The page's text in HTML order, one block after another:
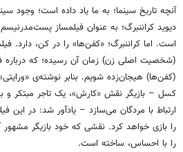
آنچه تاریخ سینما؛ به ما یاد داده است؛ وجود
دیوید کراننبرگ؛ به عنوان فیلمساز
است. اما کراننبرگ؛ «کفن‌ها» را در کن، دارد.
(شخصیت اصلی زن) زمان آن رسیده؛ که درباره
(کفن‌ها) هیجان‌زده شویم. بنابر نوشته‌ی
کسل – بازیگر نقش «کارش»، یک تاجر مبتکر و
ارتباط با مردگان می‌سازد – یادآور شد: در این
را بازی خواهد کرد. نقشی که خود بازیگر مشهور
را با احساس، ساخته است.